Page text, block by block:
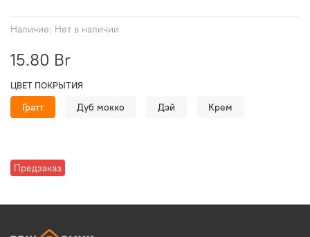
Наличие: Нет в наличии
Предзаказ
15.80 Br
ЦВЕТ ПОКРЫТИЯ
Гратт Дуб мокко Дэй Крем